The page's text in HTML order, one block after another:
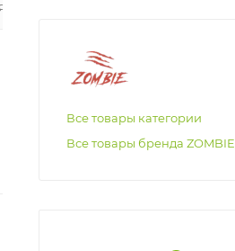
И ВОЗВРАТ
Все товары категории
Все товары бренда ZOMBIE